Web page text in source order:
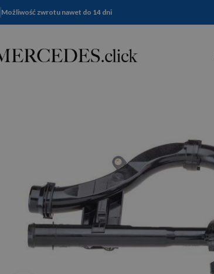
Możliwość zwrotu nawet do 14 dni